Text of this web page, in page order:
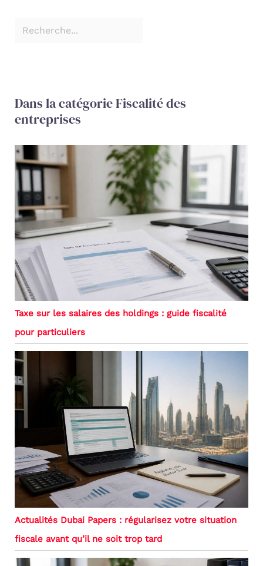
Dans la catégorie Fiscalité des
entreprises
Taxe sur les salaires des holdings : guide fiscalité
pour particuliers
Actualités Dubai Papers : régularisez votre situation
fiscale avant qu’il ne soit trop tard